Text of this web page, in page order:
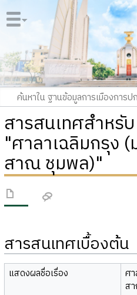
สารสนเทศสำหรับ
"ศาลาเฉลิมกรุง
สาณ ชุมพล)"
สารสนเทศเบื้องต้น
แสดงผลชื่อเรื่อง
ศ
ส